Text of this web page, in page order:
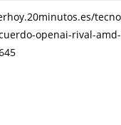
openai-rival-